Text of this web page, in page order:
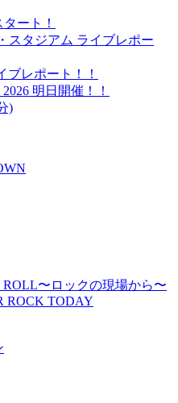
ート！
スタジアム ライブレポー
ブレポート！！
明日開催！！
)
〜ロックの現場から〜
ROCK TODAY